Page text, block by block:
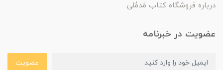
درباره فروشگاه کتاب مَدمُلی
عضویت در خبرنامه
عضویت